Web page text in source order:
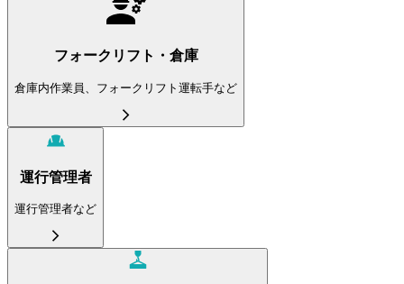
フォークリフト・倉庫
倉庫内作業員、フォークリフト運転手など
運行管理者
運行管理者など